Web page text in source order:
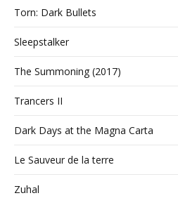
Torn: Dark Bullets
Sleepstalker
The Summoning (2017)
Trancers II
Dark Days at the Magna Carta
Le Sauveur de la terre
Zuhal